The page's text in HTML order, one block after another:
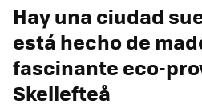
Hay una ciudad
está hecho de
fascinante eco-
Skellefteå